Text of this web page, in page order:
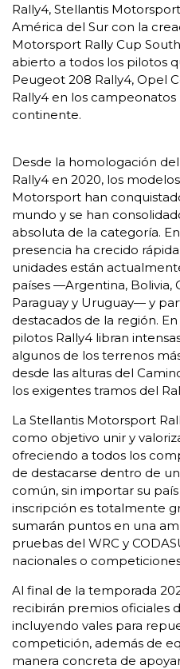
Rally4, Stellantis
América del Sur con la
Motorsport Rally Cup
abierto a todos los pilotos
Peugeot 208 Rally4, Opel
Rally4 en los
continente.
Desde la homologación
Rally4 en 2020, los
Motorsport han
mundo y se han
absoluta de la categoría.
presencia ha crecido
unidades están
países —Argentina, Bolivia,
Paraguay y Uruguay— y
destacados de la región.
pilotos Rally4 libran
algunos de los terrenos
desde las alturas del
los exigentes tramos del
La Stellantis Motorsport
como objetivo unir y
ofreciendo a todos los
de destacarse dentro de
común, sin importar su
inscripción es totalmente
sumarán puntos en una
pruebas del WRC y
nacionales o
Al final de la temporada
recibirán premios oficiales
incluyendo vales para
competición, además de
manera concreta de